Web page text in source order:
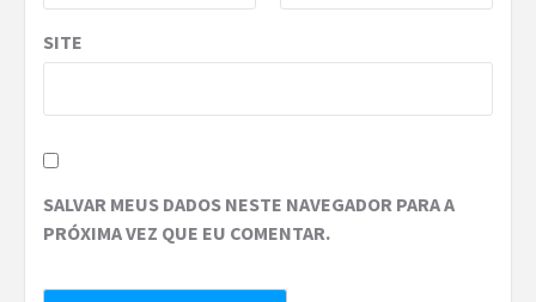
SITE
SALVAR MEUS DADOS NESTE NAVEGADOR PARA A
PRÓXIMA VEZ QUE EU COMENTAR.